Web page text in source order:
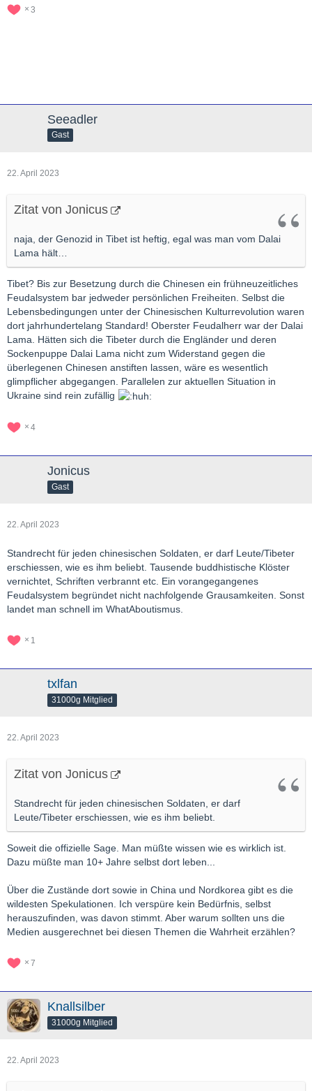
3
Seeadler
Gast
22. April 2023
Zitat von Jonicus
naja, der Genozid in Tibet ist heftig, egal was man vom Dalai
Lama hält…
Tibet? Bis zur Besetzung durch die Chinesen ein frühneuzeitliches
Feudalsystem bar jedweder persönlichen Freiheiten. Selbst die
Lebensbedingungen unter der Chinesischen Kulturrevolution waren
dort jahrhundertelang Standard! Oberster Feudalherr war der Dalai
Lama. Hätten sich die Tibeter durch die Engländer und deren
Sockenpuppe Dalai Lama nicht zum Widerstand gegen die
überlegenen Chinesen anstiften lassen, wäre es wesentlich
glimpflicher abgegangen. Parallelen zur aktuellen Situation in
Ukraine sind rein zufällig
4
Jonicus
Gast
22. April 2023
Standrecht für jeden chinesischen Soldaten, er darf Leute/Tibeter
erschiessen, wie es ihm beliebt. Tausende buddhistische Klöster
vernichtet, Schriften verbrannt etc. Ein vorangegangenes
Feudalsystem begründet nicht nachfolgende Grausamkeiten. Sonst
landet man schnell im WhatAboutismus.
1
txlfan
31000g Mitglied
22. April 2023
Zitat von Jonicus
Standrecht für jeden chinesischen Soldaten, er darf
Leute/Tibeter erschiessen, wie es ihm beliebt.
Soweit die offizielle Sage. Man müßte wissen wie es wirklich ist.
Dazu müßte man 10+ Jahre selbst dort leben...
Über die Zustände dort sowie in China und Nordkorea gibt es die
wildesten Spekulationen. Ich verspüre kein Bedürfnis, selbst
herauszufinden, was davon stimmt. Aber warum sollten uns die
Medien ausgerechnet bei diesen Themen die Wahrheit erzählen?
7
Knallsilber
31000g Mitglied
22. April 2023